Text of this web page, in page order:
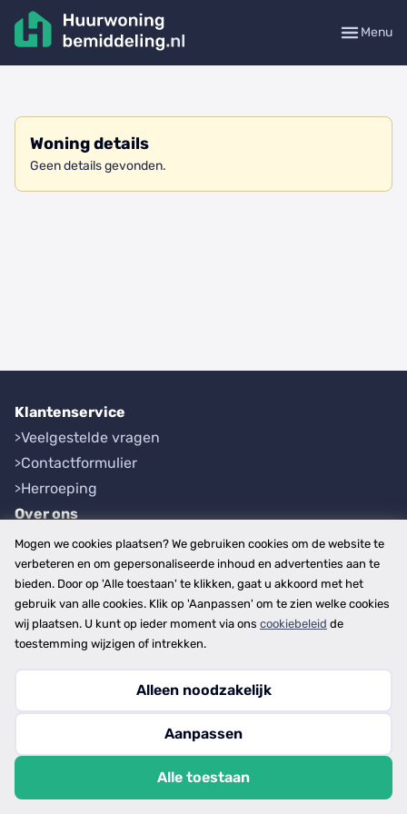
Menu
Woning details
Geen details gevonden.
Klantenservice
Veelgestelde vragen
Contactformulier
Herroeping
Over ons
Bedrijfsgegevens
Werkwijze
Overzichten
Plaatsen
Provincies
Copyright © 2026
privacy- en cookiebeleid
Mogen we cookies plaatsen? We gebruiken cookies om de website te
verbeteren en om gepersonaliseerde inhoud en advertenties aan te
bieden. Door op 'Alle toestaan' te klikken, gaat u akkoord met het
gebruik van alle cookies. Klik op 'Aanpassen' om te zien welke cookies
wij plaatsen. U kunt op ieder moment via ons cookiebeleid de
toestemming wijzigen of intrekken.
Alleen noodzakelijk
Aanpassen
Alle toestaan